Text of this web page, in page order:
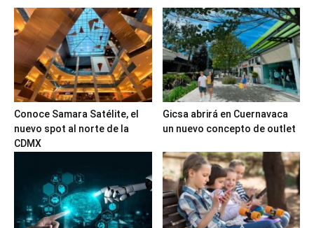
Conoce Samara Satélite, el
nuevo spot al norte de la
CDMX
Gicsa abrirá en Cuernavaca
un nuevo concepto de outlet